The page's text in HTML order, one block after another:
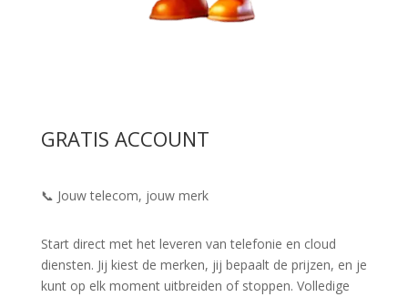
GRATIS ACCOUNT
📞 Jouw telecom, jouw merk
Start direct met het leveren van telefonie en cloud
diensten. Jij kiest de merken, jij bepaalt de prijzen, en je
kunt op elk moment uitbreiden of stoppen. Volledige